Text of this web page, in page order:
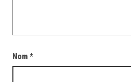
Nom *